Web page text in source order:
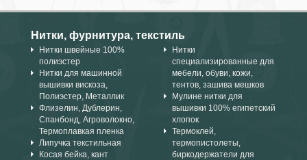
Нитки, фурнитура, текстиль
Нитки швейные 100%
полиэстер
Нитки для машинной
вышивки вискоза,
Полиэстер, Металлик
Флизелин, Дублерин,
Спанбонд, Агроволокно,
Термоплавкая пленка
Липучка текстильная
Косая бейка, кант
Нитки
специализированные для
мебели, обуви, кожи,
тентов, зашива мешков
Мулине нитки для
вышивки 100% египетский
хлопок
Термоклей,
термопистолеты,
биркодержатели для